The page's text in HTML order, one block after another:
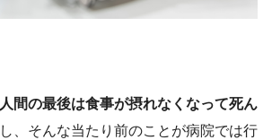
人間の最後は食事が摂れなくなって死ん
、そんな当たり前のことが病院では行